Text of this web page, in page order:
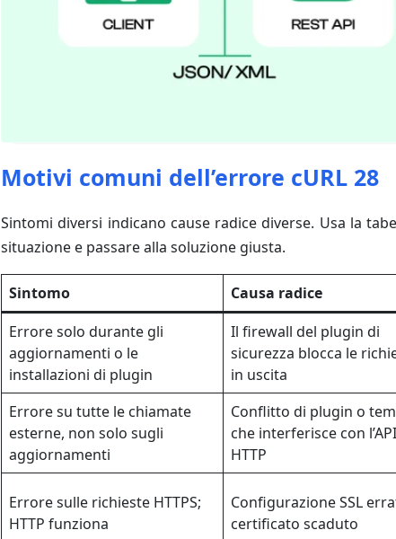
Motivi comuni dell’errore cURL 28
Sintomi diversi indicano cause radice diverse. Usa la
situazione e passare alla soluzione giusta.
Sintomo Causa radice
Errore solo durante gli
aggiornamenti o le
installazioni di plugin
Il firewall del plugin di
sicurezza blocca le
in uscita
Errore su tutte le chiamate
esterne, non solo sugli
aggiornamenti
Conflitto di plugin o
che interferisce con l’API
HTTP
Errore sulle richieste HTTPS;
HTTP funziona
Configurazione SSL
certificato scaduto